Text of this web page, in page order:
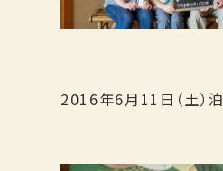
2016年6月11日（土）泊